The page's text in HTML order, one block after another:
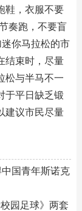
鞋，衣服不要
奏跑，不要盲
迷你马拉松的市
结束时，尽量
松与半马不一
于平日缺乏锻
建议市民尽量
国青年斯诺克
园足球》两套